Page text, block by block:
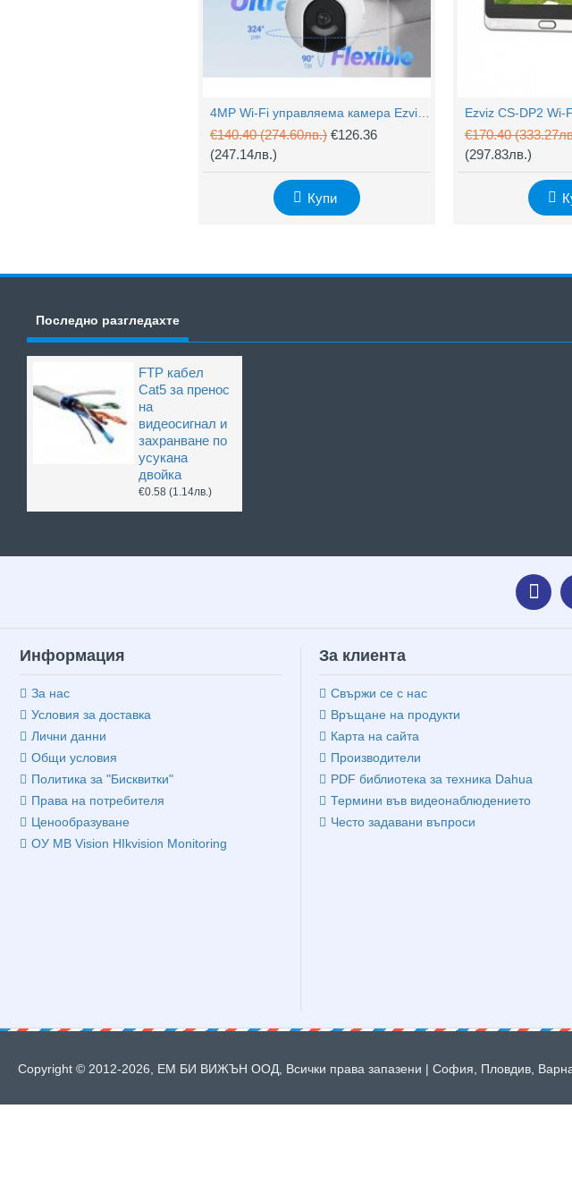
€140.40(274.60лв.) €126.36
(247.14лв.)
Купи
€170.40
(297.83лв.)
Последно разгледахте
FTP кабел
Cat5 за пренос
на
видеосигнал и
захранване по
усукана
двойка
€0.58(1.14лв.)
Информация
За нас
Условия за доставка
Лични данни
Общи условия
Политика за "Бисквитки"
Права на потребителя
Ценообразуване
ОУ MB Vision HIkvision Monitoring
За клиента
Свържи се с нас
Връщане на продукти
Карта на сайта
Производители
PDF библиотека за техника Dahua
Термини във видеонаблюдението
Често задавани въпроси
Copyright © 2012-2026, ЕМ БИ ВИЖЪН ООД, Всички права запазени | София, Пловдив,